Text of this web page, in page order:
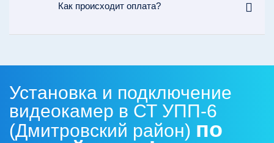
Как происходит оплата?
Установка и подключение
видеокамер в СТ УПП-6
(Дмитровский район) по